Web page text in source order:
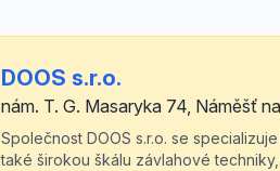
DOOS s.r.o.
nám. T. G. Masaryka 74, Náměšť
Společnost DOOS s.r.o. se
také širokou škálu závlahové